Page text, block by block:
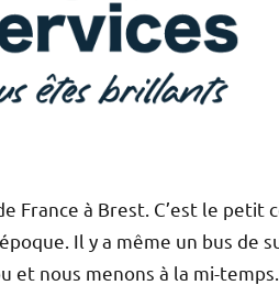
France à Brest. C’est le petit
Il y a même un bus de
et nous menons à la mi-